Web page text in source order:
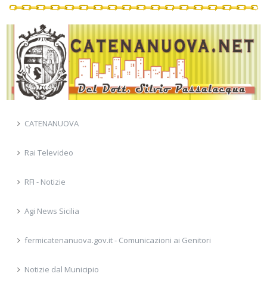
CATENANUOVA
Rai Televideo
RFI - Notizie
Agi News Sicilia
fermicatenanuova.gov.it - Comunicazioni ai Genitori
Notizie dal Municipio